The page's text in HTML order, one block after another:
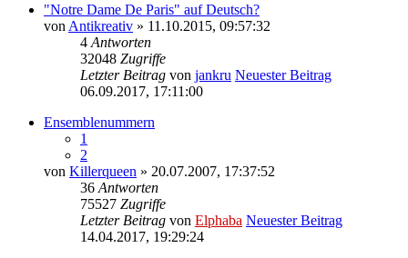
"Notre Dame De Paris" auf Deutsch?
von Antikreativ » 11.10.2015, 09:57:32
4 Antworten
32048 Zugriffe
Letzter Beitrag von jankru Neuester Beitrag
06.09.2017, 17:11:00
Ensemblenummern
1
2
von Killerqueen » 20.07.2007, 17:37:52
36 Antworten
75527 Zugriffe
Letzter Beitrag von Elphaba Neuester Beitrag
14.04.2017, 19:29:24